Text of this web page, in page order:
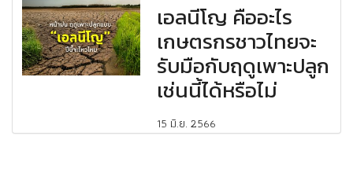
เอลนีโญ คืออะไร
เกษตรกรชาวไทยจะ
รับมือกับฤดูเพาะปลูก
เช่นนี้ได้หรือไม่
15 มิ.ย. 2566